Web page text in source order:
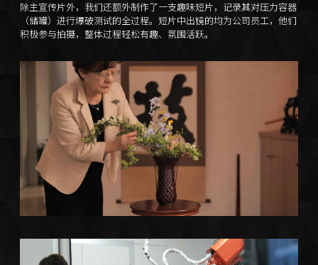
除主宣传片外，我们还额外制作了一支趣味短片，记录其对压力容器
（储罐）进行爆破测试的全过程。短片中出镜的均为公司员工，他们
积极参与拍摄，整体过程轻松有趣、氛围活跃。